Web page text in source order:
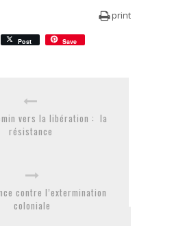
print
Tumblr
Post Save
vers la libération : la
résistance
contre l’extermination
coloniale